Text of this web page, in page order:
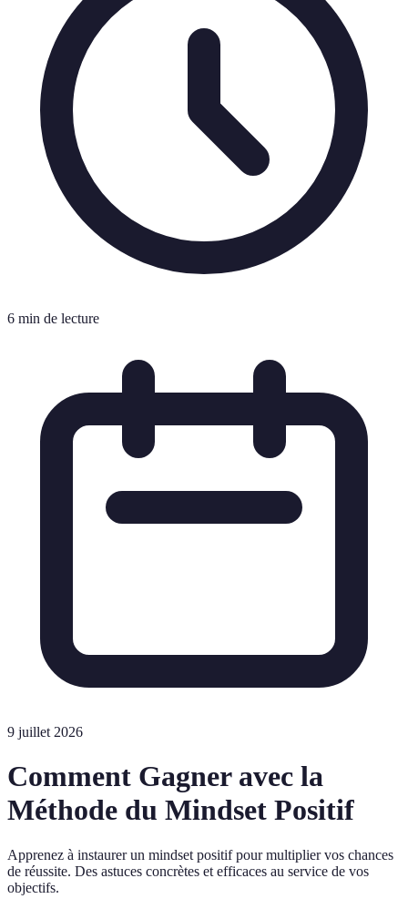
6 min de lecture
9 juillet 2026
Comment Gagner avec la
Méthode du Mindset Positif
Apprenez à instaurer un mindset positif pour multiplier vos chances
de réussite. Des astuces concrètes et efficaces au service de vos
objectifs.